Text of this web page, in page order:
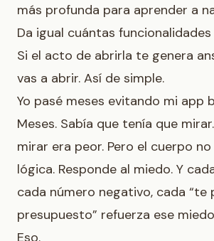
más profunda para aprender a
Da igual cuántas
Si el acto de abrirla te genera
vas a abrir. Así de simple.
Yo pasé meses evitando mi app
Meses. Sabía que tenía que
mirar era peor. Pero el cuerpo
lógica. Responde al miedo. Y
cada número negativo, cada “te
presupuesto” refuerza ese
Eso.